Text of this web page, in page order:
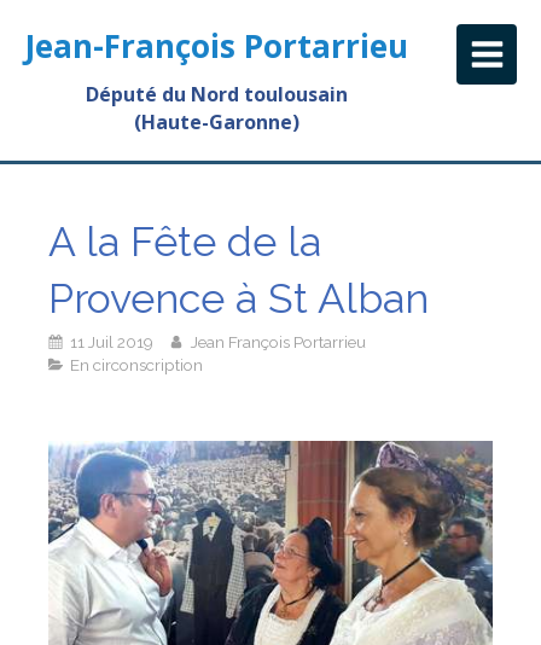
Jean-François Portarrieu
Député du Nord toulousain
(Haute-Garonne)
A la Fête de la
Provence à St Alban
11 Juil 2019
Jean François Portarrieu
En circonscription